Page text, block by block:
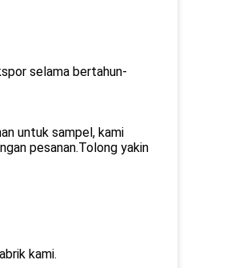
selama bertahun-
untuk sampel, kami
pesanan.Tolong yakin
kami.